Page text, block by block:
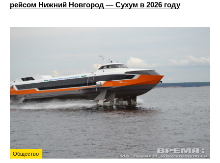
рейсом Нижний Новгород — Сухум в 2026 году
Общество